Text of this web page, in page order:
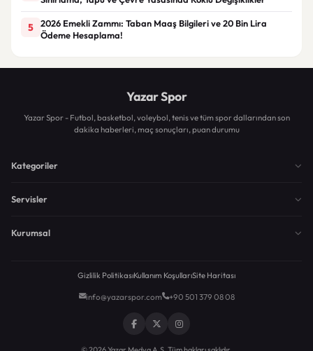
5
2026 Emekli Zammı: Taban Maaş Bilgileri ve 20 Bin Lira
Ödeme Hesaplama!
Yazar Spor
Yazar Spor - Futbol, basketbol, voleybol, tenis ve tüm spor dallarından son
dakika haberleri, maç sonuçları, puan durumu
Kategoriler
Servisler
Kurumsal
Gizlilik PolitikasıKullanım KoşullarıSite Haritası
info@yazarspor.com +90 501 379 08 08